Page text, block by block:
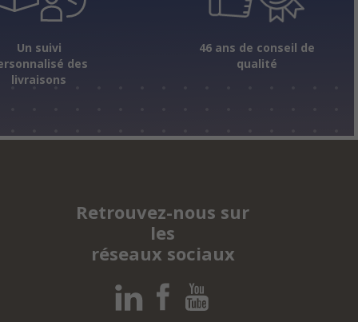
Un suivi
des
livraisons
46 ans de conseil de
qualité
Retrouvez-nous sur
les
réseaux sociaux